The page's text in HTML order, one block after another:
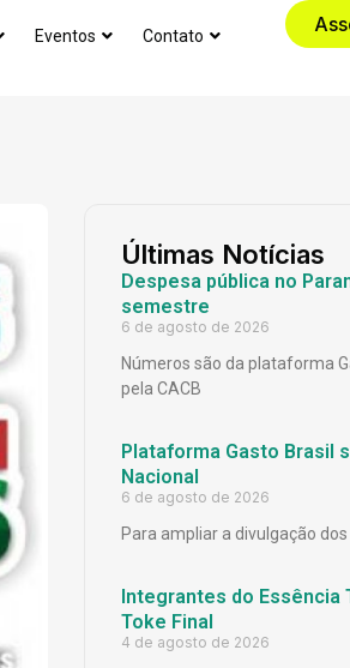
Eventos Contato
Últimas Notícias
Despesa pública no
semestre
6 de agosto de 2026
Números são da plataforma
pela CACB
Plataforma Gasto Brasil
Nacional
6 de agosto de 2026
Para ampliar a divulgação
Integrantes do Essência
Toke Final
4 de agosto de 2026